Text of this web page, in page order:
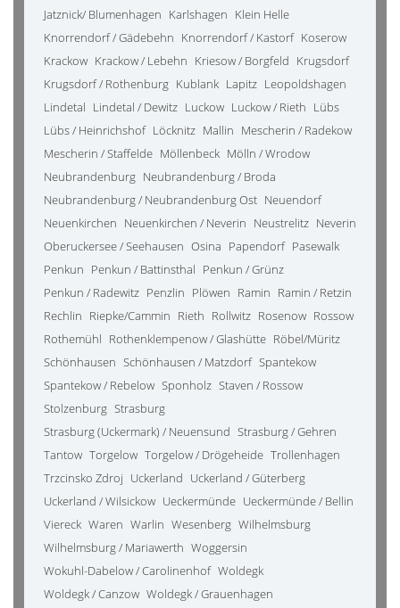
Jatznick/ Blumenhagen Karlshagen Klein Helle
Knorrendorf / Gädebehn Knorrendorf / Kastorf Koserow
Krackow Krackow / Lebehn Kriesow / Borgfeld Krugsdorf
Krugsdorf / Rothenburg Kublank Lapitz Leopoldshagen
Lindetal Lindetal / Dewitz Luckow Luckow / Rieth Lübs
Lübs / Heinrichshof Löcknitz Mallin Mescherin / Radekow
Mescherin / Staffelde Möllenbeck Mölln / Wrodow
Neubrandenburg Neubrandenburg / Broda
Neubrandenburg / Neubrandenburg Ost Neuendorf
Neuenkirchen Neuenkirchen / Neverin Neustrelitz Neverin
Oberuckersee / Seehausen Osina Papendorf Pasewalk
Penkun Penkun / Battinsthal Penkun / Grünz
Penkun / Radewitz Penzlin Plöwen Ramin Ramin / Retzin
Rechlin Riepke/Cammin Rieth Rollwitz Rosenow Rossow
Rothemühl Rothenklempenow / Glashütte Röbel/Müritz
Schönhausen Schönhausen / Matzdorf Spantekow
Spantekow / Rebelow Sponholz Staven / Rossow
Stolzenburg Strasburg
Strasburg (Uckermark) / Neuensund Strasburg / Gehren
Tantow Torgelow Torgelow / Drögeheide Trollenhagen
Trzcinsko Zdroj Uckerland Uckerland / Güterberg
Uckerland / Wilsickow Ueckermünde Ueckermünde / Bellin
Viereck Waren Warlin Wesenberg Wilhelmsburg
Wilhelmsburg / Mariawerth Woggersin
Wokuhl-Dabelow / Carolinenhof Woldegk
Woldegk / Canzow Woldegk / Grauenhagen